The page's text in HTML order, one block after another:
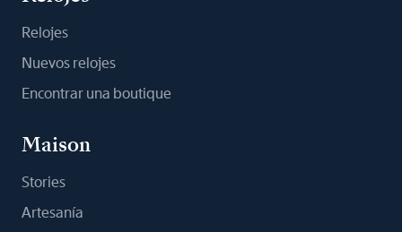
Relojes
Nuevos relojes
Encontrar una boutique
Maison
Stories
Artesanía